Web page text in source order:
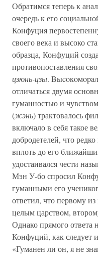
Обратимся теперь к
очередь к его
Конфуция
своего века и высоко
образца, Конфуций
противопоставления
цзюнь-цзы.
отличаться двумя
гуманностью и
(жэнь) трактовалось
включало в себя такое
добродетелей, что
вплоть до его
удостаивался чести
Мэн У-бо спросил
гуманными его
ответил, что первому
целым царством,
Однако прямого ответа
Конфуций, как следует
«Гуманен ли он, я не